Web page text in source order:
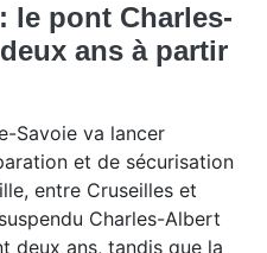
le pont Charles-
ans à partir
Savoie va lancer
et de sécurisation
entre Cruseilles et
Charles-Albert
deux ans, tandis que la